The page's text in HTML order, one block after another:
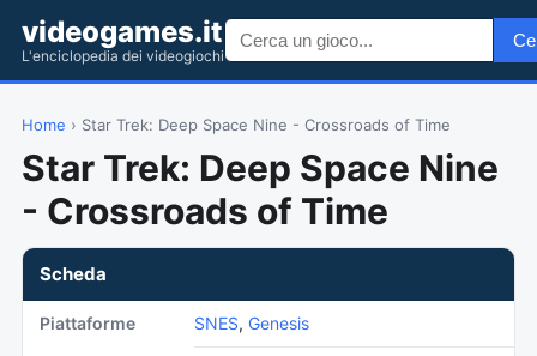
videogames.it
L'enciclopedia dei videogiochi
Home › Star Trek: Deep Space Nine - Crossroads of Time
Star Trek: Deep Space Nine
- Crossroads of Time
Scheda
Piattaforme SNES, Genesis